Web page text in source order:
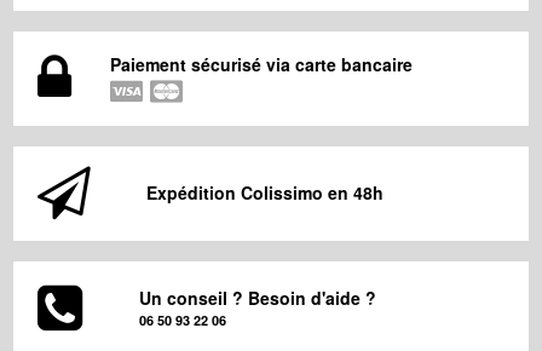
Paiement sécurisé via carte bancaire
Expédition Colissimo en 48h
Un conseil ? Besoin d'aide ?
06 50 93 22 06